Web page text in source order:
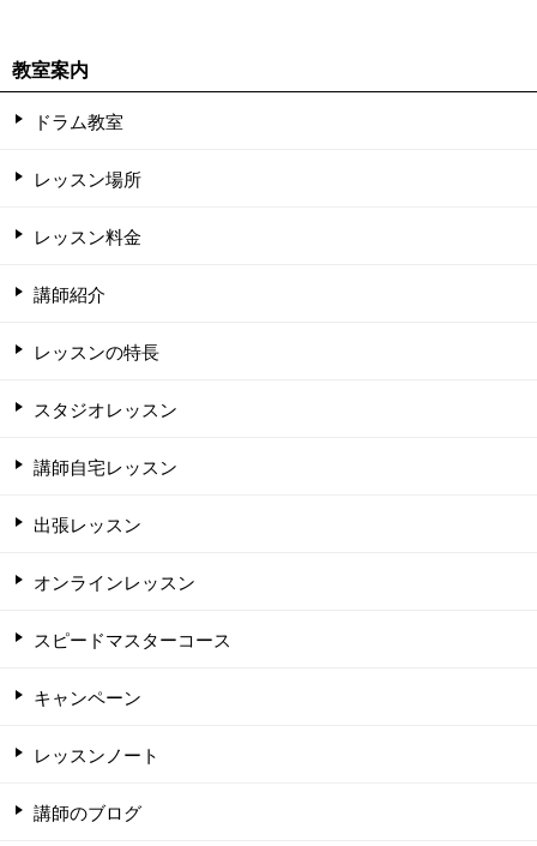
教室案内
ドラム教室
レッスン場所
レッスン料金
講師紹介
レッスンの特長
スタジオレッスン
講師自宅レッスン
出張レッスン
オンラインレッスン
スピードマスターコース
キャンペーン
レッスンノート
講師のブログ